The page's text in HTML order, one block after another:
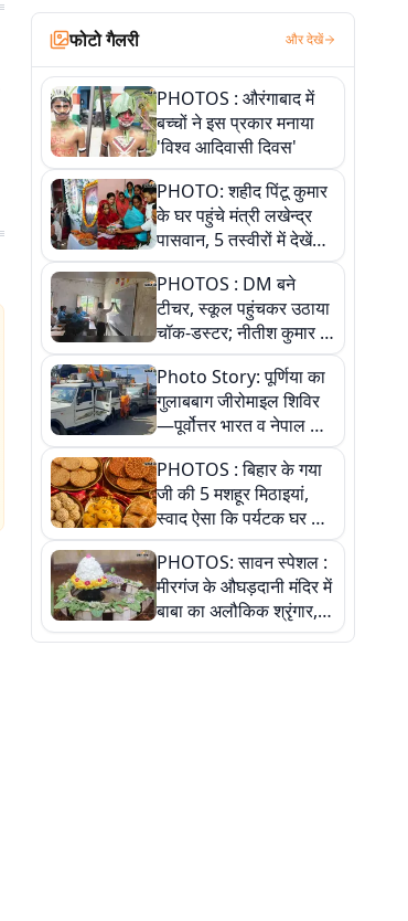
फोटो गैलरी और देखें
PHOTOS : औरंगाबाद में
बच्चों ने इस प्रकार मनाया
'विश्व आदिवासी दिवस'
PHOTO: शहीद पिंटू कुमार
के घर पहुंचे मंत्री लखेन्द्र
पासवान, 5 तस्वीरों में देखें
उस भावुक पल की पूरी
कहानी
PHOTOS : DM बने
टीचर, स्कूल पहुंचकर उठाया
चॉक-डस्टर; नीतीश कुमार के
इस चहेते अधिकारी को
जानिए
Photo Story: पूर्णिया का
गुलाबबाग जीरोमाइल शिविर
—पूर्वोत्तर भारत व नेपाल के
कांवरियों का प्रमुख सेवा धाम
PHOTOS : बिहार के गया
जी की 5 मशहूर मिठाइयां,
स्वाद ऐसा कि पर्यटक घर ले
जाना नहीं भूलते, तस्वीरों में
देखें
PHOTOS: सावन स्पेशल :
मीरगंज के औघड़दानी मंदिर में
बाबा का अलौकिक श्रृंगार,
तस्वीरों में देखें महादेव के कई